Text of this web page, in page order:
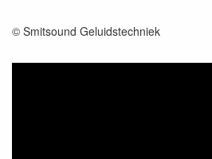
© Smitsound Geluidstechniek